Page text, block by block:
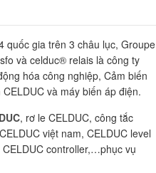
quốc gia trên 3 châu lục, Groupe
và celduc® relais là công ty
hóa công nghiệp, Cảm biến
và máy biến áp điện.
, rơ le CELDUC, công tắc
việt nam, CELDUC level
CELDUC controller,…phục vụ